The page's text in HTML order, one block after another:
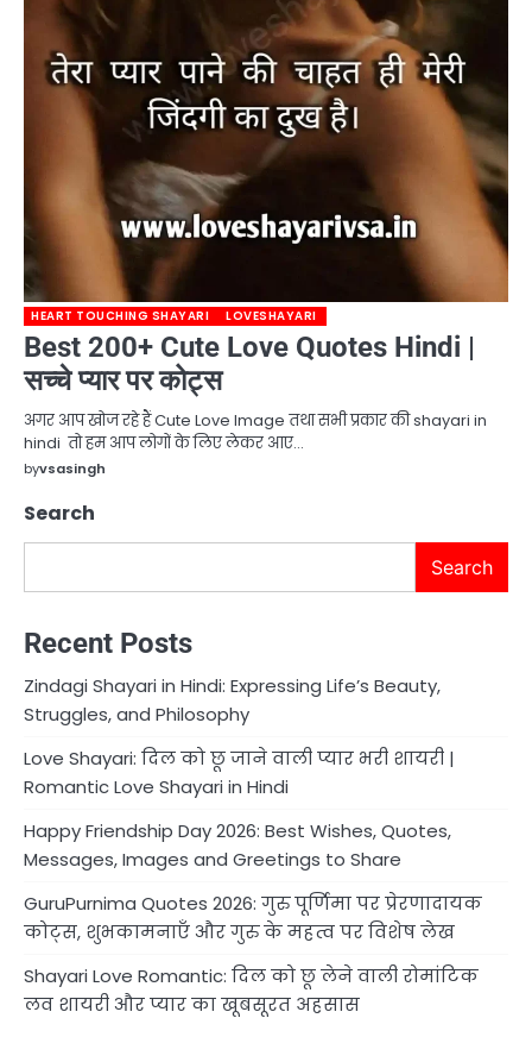
HEART TOUCHING SHAYARI LOVESHAYARI
Best 200+ Cute Love Quotes Hindi |
सच्चे प्यार पर कोट्स
अगर आप खोज रहे हैं Cute Love Image तथा सभी प्रकार की shayari in
hindi तो हम आप लोगों के लिए लेकर आए…
byvsasingh
Search
Search
Recent Posts
Zindagi Shayari in Hindi: Expressing Life’s Beauty,
Struggles, and Philosophy
Love Shayari: दिल को छू जाने वाली प्यार भरी शायरी |
Romantic Love Shayari in Hindi
Happy Friendship Day 2026: Best Wishes, Quotes,
Messages, Images and Greetings to Share
GuruPurnima Quotes 2026: गुरु पूर्णिमा पर प्रेरणादायक
कोट्स, शुभकामनाएँ और गुरु के महत्व पर विशेष लेख
Shayari Love Romantic: दिल को छू लेने वाली रोमांटिक
लव शायरी और प्यार का खूबसूरत अहसास